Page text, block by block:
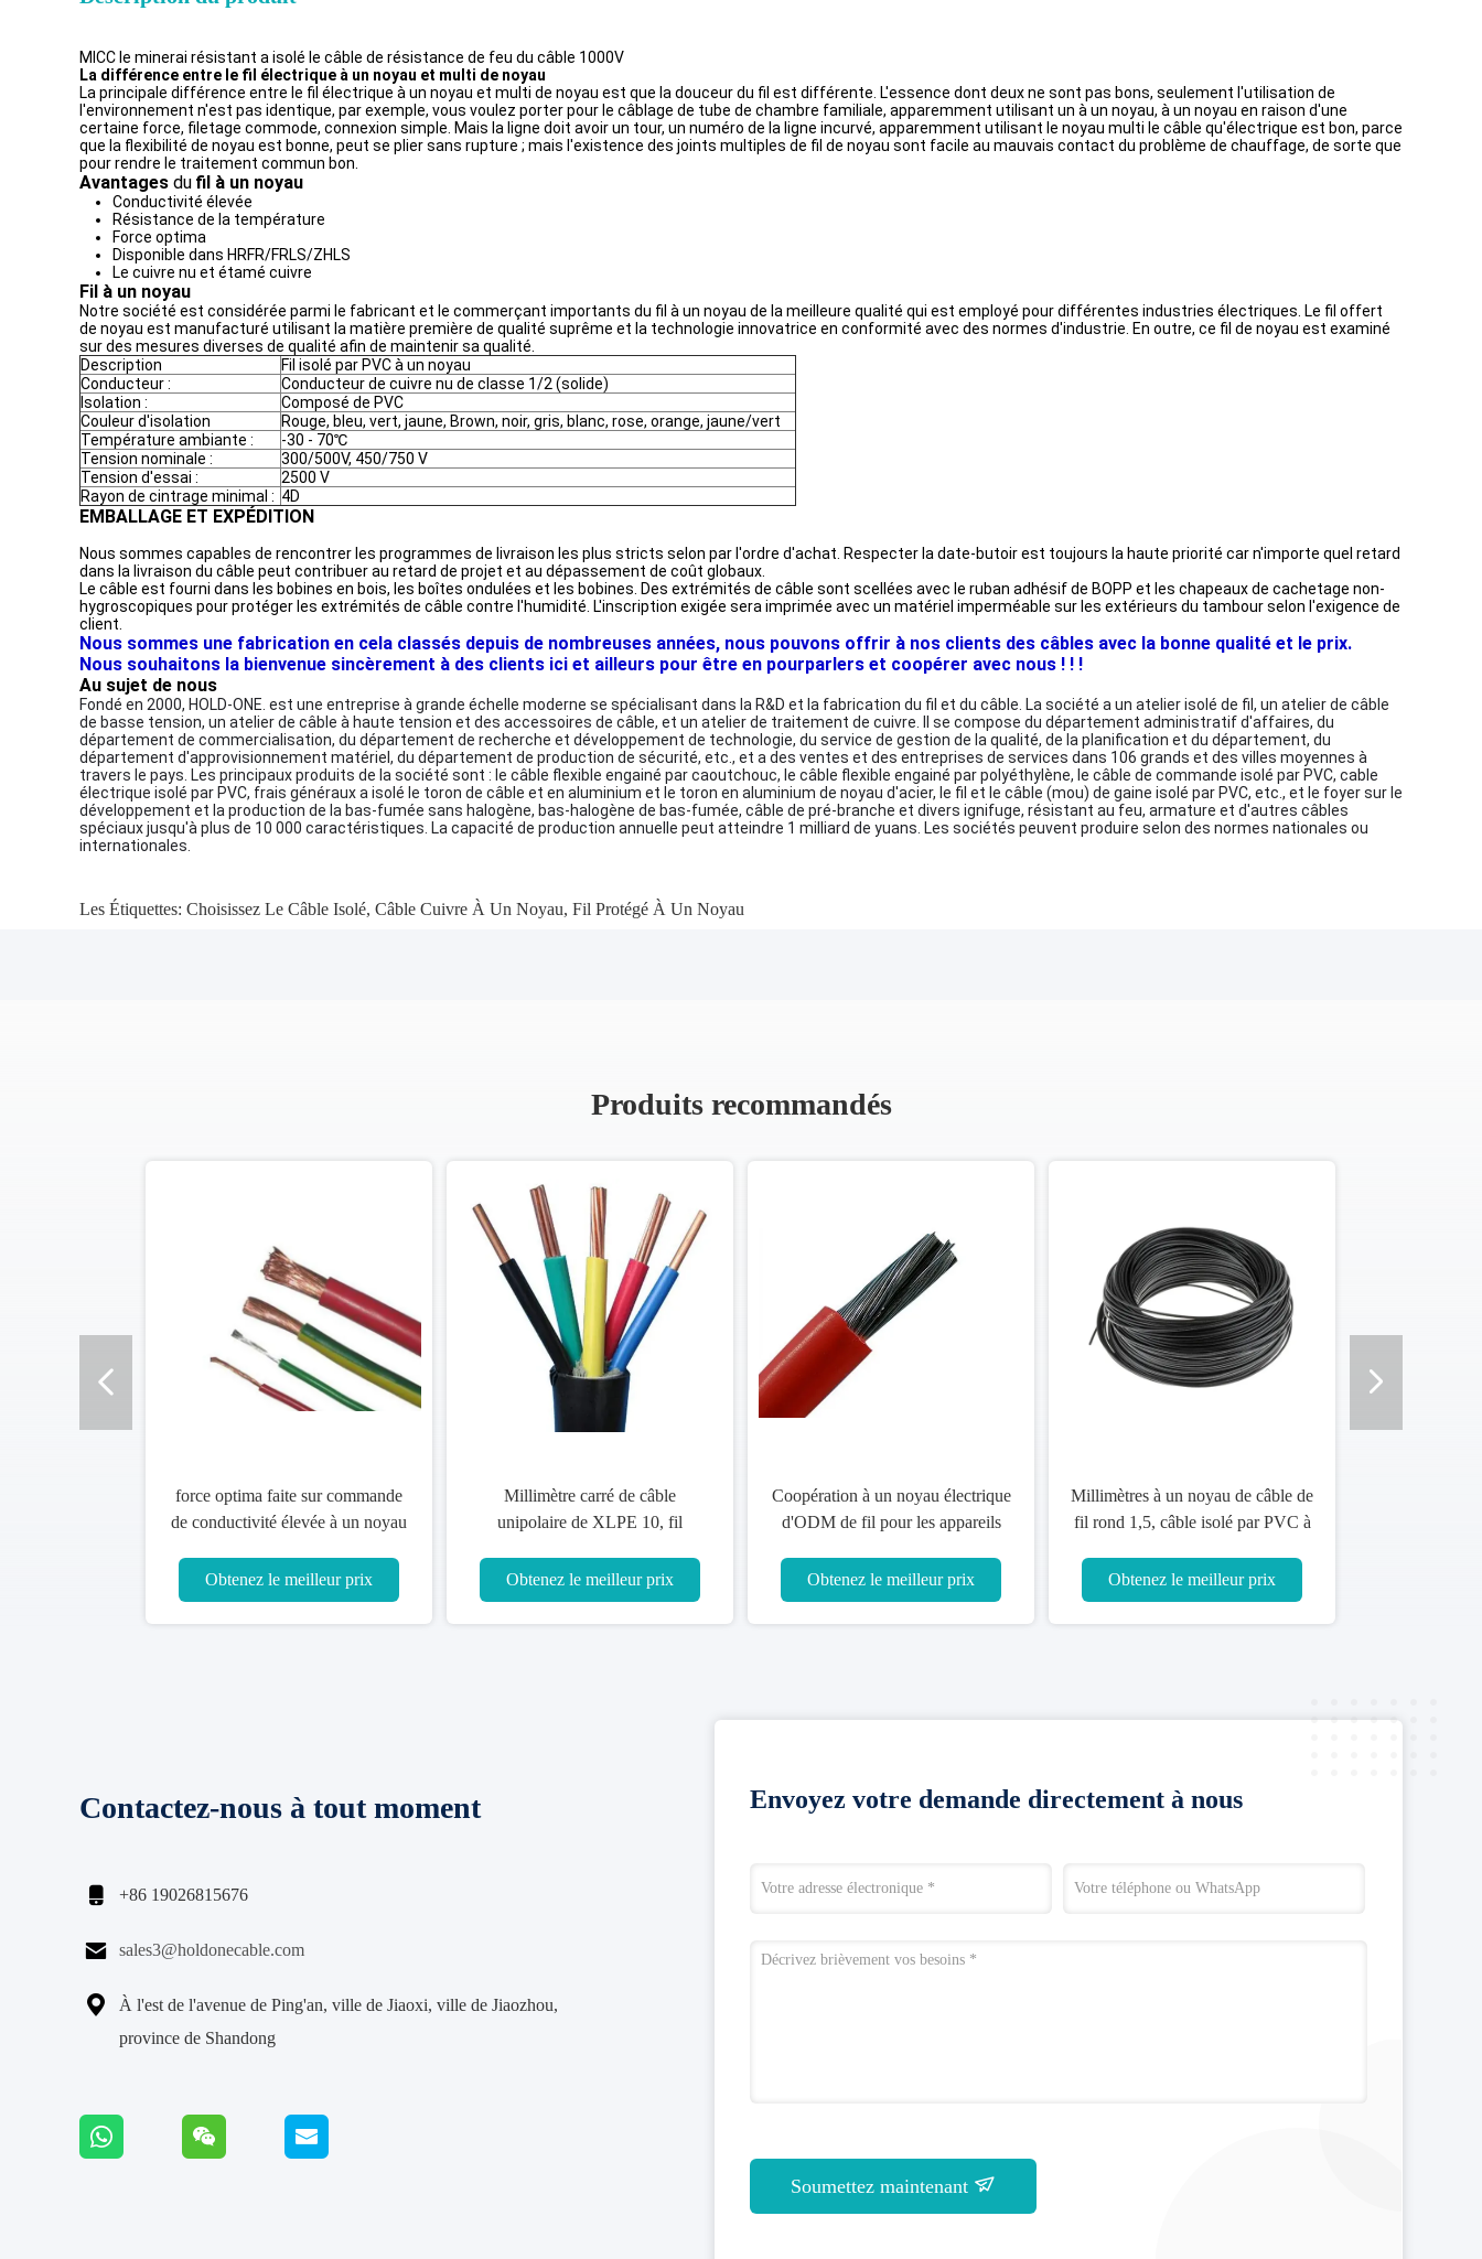
MICC le minerai résistant a isolé le câble de résistance de feu du câble 1000V
La différence entre le fil électrique à un noyau et multi de noyau
La principale différence entre le fil électrique à un noyau et multi de noyau est que la douceur du fil est différente. L'essence dont deux ne sont pas bons, seulement l'utilisation de
l'environnement n'est pas identique, par exemple, vous voulez porter pour le câblage de tube de chambre familiale, apparemment utilisant un à un noyau, à un noyau en raison d'une
certaine force, filetage commode, connexion simple. Mais la ligne doit avoir un tour, un numéro de la ligne incurvé, apparemment utilisant le noyau multi le câble qu'électrique est bon, parce
que la flexibilité de noyau est bonne, peut se plier sans rupture ; mais l'existence des joints multiples de fil de noyau sont facile au mauvais contact du problème de chauffage, de sorte que
pour rendre le traitement commun bon.
Avantages du fil à un noyau
Conductivité élevée
Résistance de la température
Force optima
Disponible dans HRFR/FRLS/ZHLS
Le cuivre nu et étamé cuivre
Fil à un noyau
Notre société est considérée parmi le fabricant et le commerçant importants du fil à un noyau de la meilleure qualité qui est employé pour différentes industries électriques. Le fil offert
de noyau est manufacturé utilisant la matière première de qualité suprême et la technologie innovatrice en conformité avec des normes d'industrie. En outre, ce fil de noyau est examiné
sur des mesures diverses de qualité afin de maintenir sa qualité.
Description
Fil isolé par PVC à un noyau
Conducteur :
Conducteur de cuivre nu de classe 1/2 (solide)
Isolation :
Composé de PVC
Couleur d'isolation
Rouge, bleu, vert, jaune, Brown, noir, gris, blanc, rose, orange, jaune/vert
Température ambiante :
-30 - 70℃
Tension nominale :
300/500V, 450/750 V
Tension d'essai :
2500 V
Rayon de cintrage minimal : 4D
EMBALLAGE ET EXPÉDITION
Nous sommes capables de rencontrer les programmes de livraison les plus stricts selon par l'ordre d'achat. Respecter la date-butoir est toujours la haute priorité car n'importe quel retard
dans la livraison du câble peut contribuer au retard de projet et au dépassement de coût globaux.
Le câble est fourni dans les bobines en bois, les boîtes ondulées et les bobines. Des extrémités de câble sont scellées avec le ruban adhésif de BOPP et les chapeaux de cachetage non-
hygroscopiques pour protéger les extrémités de câble contre l'humidité. L'inscription exigée sera imprimée avec un matériel imperméable sur les extérieurs du tambour selon l'exigence de
client.
Nous sommes une fabrication en cela classés depuis de nombreuses années, nous pouvons offrir à nos clients des câbles avec la bonne qualité et le prix.
Nous souhaitons la bienvenue sincèrement à des clients ici et ailleurs pour être en pourparlers et coopérer avec nous ! ! !
Au sujet de nous
Fondé en 2000, HOLD-ONE. est une entreprise à grande échelle moderne se spécialisant dans la R&D et la fabrication du fil et du câble. La société a un atelier isolé de fil, un atelier de câble
de basse tension, un atelier de câble à haute tension et des accessoires de câble, et un atelier de traitement de cuivre. Il se compose du département administratif d'affaires, du
département de commercialisation, du département de recherche et développement de technologie, du service de gestion de la qualité, de la planification et du département, du
département d'approvisionnement matériel, du département de production de sécurité, etc., et a des ventes et des entreprises de services dans 106 grands et des villes moyennes à
travers le pays. Les principaux produits de la société sont : le câble flexible engainé par caoutchouc, le câble flexible engainé par polyéthylène, le câble de commande isolé par PVC, cable
électrique isolé par PVC, frais généraux a isolé le toron de câble et en aluminium et le toron en aluminium de noyau d'acier, le fil et le câble (mou) de gaine isolé par PVC, etc., et le foyer sur le
développement et la production de la bas-fumée sans halogène, bas-halogène de bas-fumée, câble de pré-branche et divers ignifuge, résistant au feu, armature et d'autres câbles
spéciaux jusqu'à plus de 10 000 caractéristiques. La capacité de production annuelle peut atteindre 1 milliard de yuans. Les sociétés peuvent produire selon des normes nationales ou
internationales.
Les Étiquettes: Choisissez Le Câble Isolé, Câble Cuivre À Un Noyau, Fil Protégé À Un Noyau
Produits recommandés
force optima faite sur commande
de conductivité élevée à un noyau
Obtenez le meilleur prix
Millimètre carré de câble
unipolaire de XLPE 10, fil
maison
Obtenez le meilleur prix
Coopération à un noyau électrique
d'ODM de fil pour les appareils
Obtenez le meilleur prix
Millimètres à un noyau de câble de
fil rond 1,5, câble isolé par PVC à
Obtenez le meilleur prix
Contactez-nous à tout moment
 +86 19026815676
 sales3@holdonecable.com

À l'est de l'avenue de Ping'an, ville de Jiaoxi, ville de Jiaozhou,
province de Shandong
Envoyez votre demande directement à nous
Soumettez maintenant